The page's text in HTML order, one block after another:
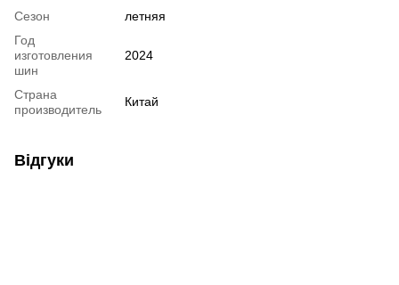
Сезон
летняя
Год
изготовления
шин
2024
Страна
производитель
Китай
Відгуки